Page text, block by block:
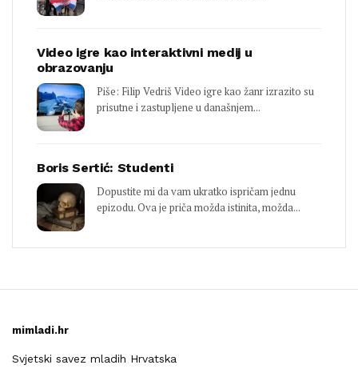
Video igre kao interaktivni medij u
obrazovanju
Piše: Filip Vedriš Video igre kao žanr izrazito su
prisutne i zastupljene u današnjem...
Boris Sertić: Studenti
Dopustite mi da vam ukratko ispričam jednu
epizodu. Ova je priča možda istinita, možda...
mimladi.hr
Svjetski savez mladih Hrvatska